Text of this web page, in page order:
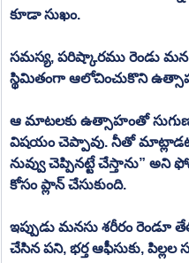
కూడా సుఖం.
సమస్య, పరిష్కారము రెండు మన
స్థిమితంగా ఆలోచించుకొని
ఆ మాటలకు ఉత్సాహంతో
విషయం చెప్పావు. నీతో
నువ్వు చెప్పినట్టే చేస్తాను” అని
కోసం ప్లాన్ చేసుకుంది.
ఇప్పుడు మనసు శరీరం రెండూ
చేసిన పని, భర్త ఆఫీసుకు, పిల్లల